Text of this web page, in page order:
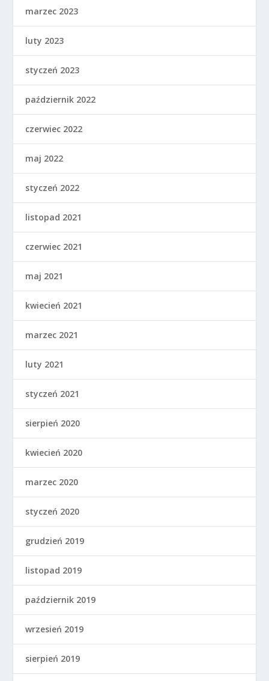
marzec 2023
luty 2023
styczeń 2023
październik 2022
czerwiec 2022
maj 2022
styczeń 2022
listopad 2021
czerwiec 2021
maj 2021
kwiecień 2021
marzec 2021
luty 2021
styczeń 2021
sierpień 2020
kwiecień 2020
marzec 2020
styczeń 2020
grudzień 2019
listopad 2019
październik 2019
wrzesień 2019
sierpień 2019